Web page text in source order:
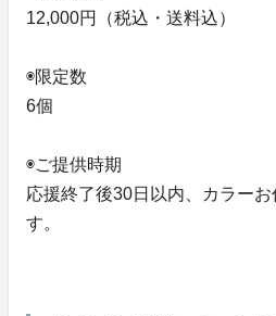
12,000円（税込・送料込）
◉限定数
6個
◉ご提供時期
応援終了後30日以内、カラー
す。